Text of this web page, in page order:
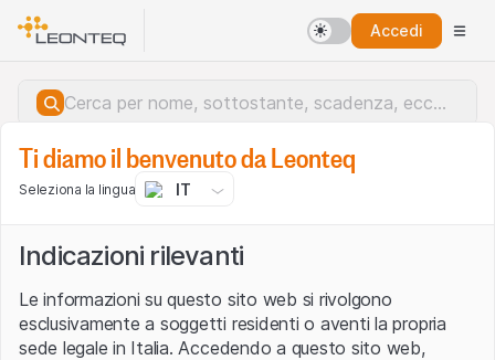
Accedi
Ti diamo il benvenuto da Leonteq
Seleziona la lingua IT
Indicazioni rilevanti
Le informazioni su questo sito web si rivolgono
esclusivamente a soggetti residenti o aventi la propria
sede legale in Italia. Accedendo a questo sito web,